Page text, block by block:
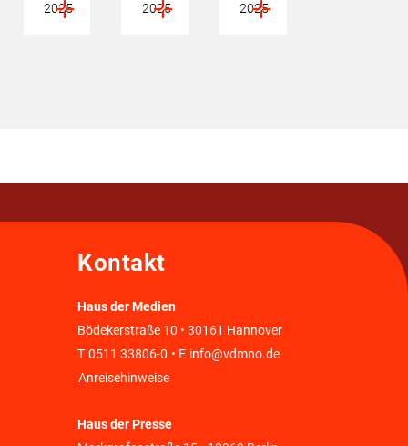
2025
2025
2025
Kontakt
Haus der Medien
Bödekerstraße 10 • 30161 Hannover
T 0511 33806-0 • E info@vdmno.de
Anreisehinweise
Haus der Presse